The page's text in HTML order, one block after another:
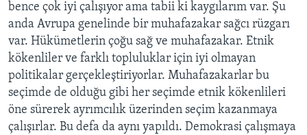
bence çok iyi çalışıyor ama tabii ki kaygılarım var. Şu
anda Avrupa genelinde bir muhafazakar sağcı rüzgarı
var. Hükümetlerin çoğu sağ ve muhafazakar. Etnik
kökenliler ve farklı topluluklar için iyi olmayan
politikalar gerçekleştiriyorlar. Muhafazakarlar bu
seçimde de olduğu gibi her seçimde etnik kökenlileri
öne sürerek ayrımcılık üzerinden seçim kazanmaya
çalışırlar. Bu defa da aynı yapıldı. Demokrasi çalışmaya